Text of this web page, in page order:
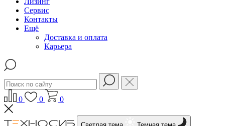
Сервис
Контакты
Ещё
Доставка и оплата
Карьера
0 0 0